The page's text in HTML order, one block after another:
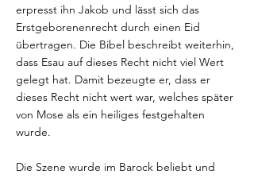
erpresst ihn Jakob und lässt sich das
Erstgeborenenrecht durch einen Eid
übertragen. Die Bibel beschreibt weiterhin,
dass Esau auf dieses Recht nicht viel Wert
gelegt hat. Damit bezeugte er, dass er
dieses Recht nicht wert war, welches später
von Mose als ein heiliges festgehalten
wurde.
Die Szene wurde im Barock beliebt und